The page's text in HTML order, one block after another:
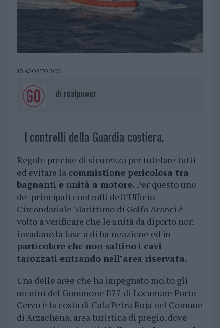
13 AGOSTO 2020
di realpower
I controlli della Guardia costiera.
Regole precise di sicurezza per tutelare tutti
ed evitare la commistione pericolosa tra
bagnanti e unità a motore. Per questo uno
dei principali controlli dell’Ufficio
Circondariale Marittimo di Golfo Aranci è
volto a verificare che le unità da diporto non
invadano la fascia di balneazione ed in
particolare che non saltino i cavi
tarozzati entrando nell’area riservata.
Una delle aree che ha impegnato molto gli
uomini del Gommone B77 di Locamare Porto
Cervo è la costa di Cala Petra Ruja nel Comune
di Arzachena, area turistica di pregio, dove